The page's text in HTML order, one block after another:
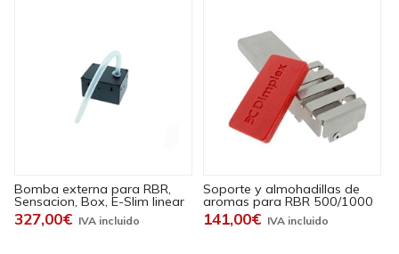
Bomba externa para RBR,
Sensacion, Box, E-Slim linear
327,00€
Soporte y almohadillas de
aromas para RBR 500/1000
141,00€